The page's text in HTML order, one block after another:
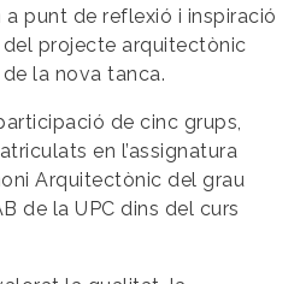
punt de reflexió i inspiració
projecte arquitectònic
la nova tanca.
de cinc grups,
en l’assignatura
Arquitectònic del grau
de la UPC dins del curs